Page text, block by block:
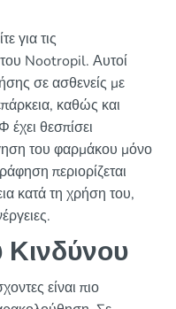
για τις
Nootropil. Αυτοί
σε ασθενείς με
καθώς και
θεσπίσει
του φαρμάκου μόνο
περιορίζεται
κατά τη χρήση του,
είναι πιο